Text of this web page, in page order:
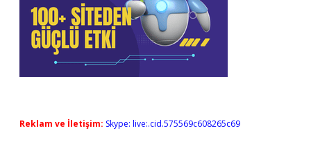
Reklam ve İletişim: Skype: live:.cid.575569c608265c69